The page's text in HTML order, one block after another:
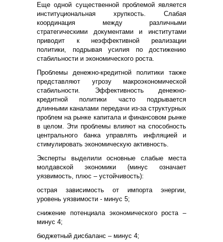
Еще одной существенной проблемой является
институциональная хрупкость. Слабая
координация между различными
стратегическими документами и институтами
приводит к неэффективной реализации
политики, подрывая усилия по достижению
стабильности и экономического роста.
Проблемы денежно-кредитной политики также
представляют угрозу макроэкономической
стабильности. Эффективность денежно-
кредитной политики часто подрывается
длинными каналами передачи из-за структурных
проблем на рынке капитала и финансовом рынке
в целом. Эти проблемы влияют на способность
центрального банка управлять инфляцией и
стимулировать экономическую активность.
Эксперты выделили основные слабые места
молдавской экономики (минус означает
уязвимость, плюс – устойчивость):
острая зависимость от импорта энергии,
уровень уязвимости - минус 5;
снижение потенциала экономического роста –
минус 4;
бюджетный дисбаланс – минус 4;